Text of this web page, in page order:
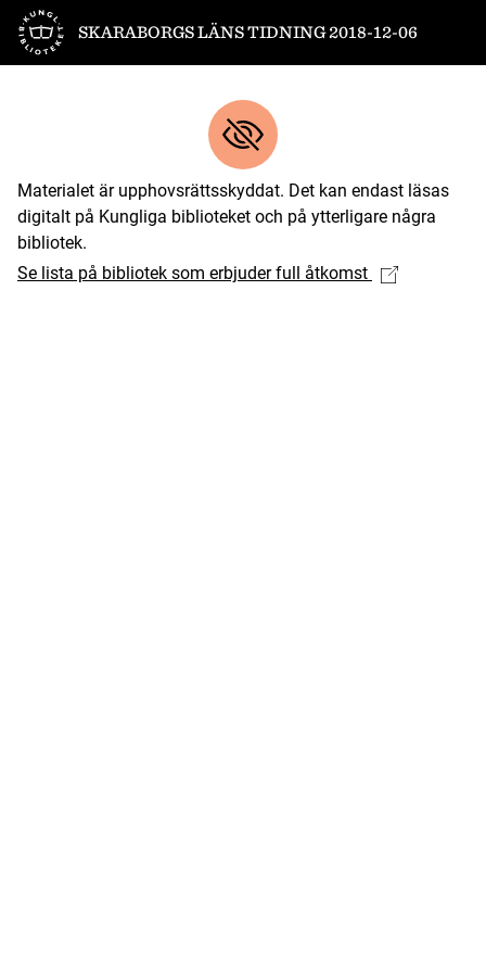
Till startsidan
SKARABORGS LÄNS TIDNING 2018-12-06
Materialet är upphovsrättsskyddat. Det kan endast läsas
digitalt på Kungliga biblioteket och på ytterligare några
bibliotek.
Se lista på bibliotek som erbjuder full åtkomst